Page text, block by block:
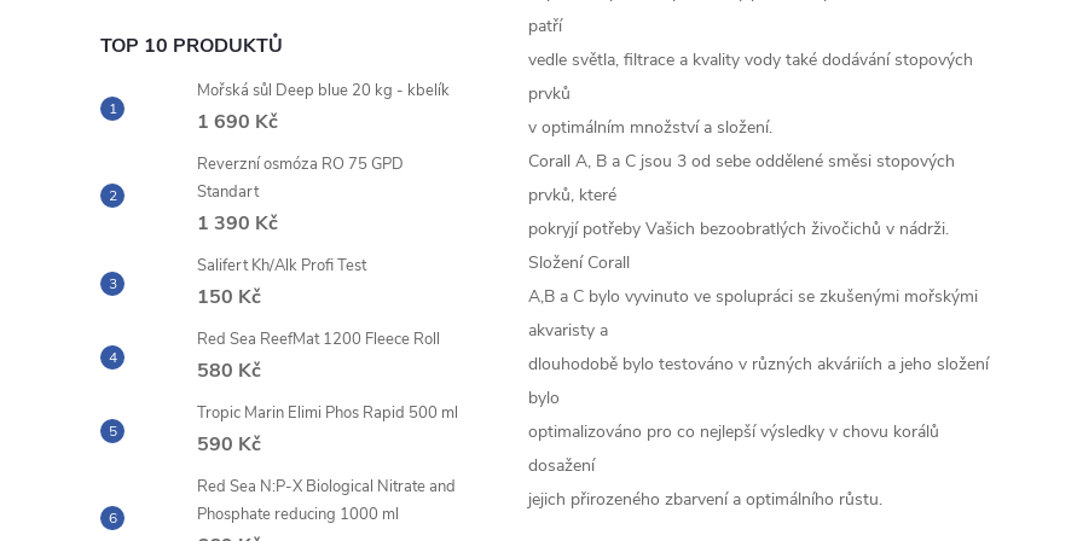
TOP 10 PRODUKTŮ
Mořská sůl Deep blue 20 kg - kbelík
1 690 Kč
Reverzní osmóza RO 75 GPD
Standart
1 390 Kč
Salifert Kh/Alk Profi Test
150 Kč
Red Sea ReefMat 1200 Fleece Roll
580 Kč
Tropic Marin Elimi Phos Rapid 500 ml
590 Kč
Red Sea N:P-X Biological Nitrate and
Phosphate reducing 1000 ml
patří
vedle světla, filtrace a kvality vody také dodávání stopových
prvků
v optimálním množství a složení.
Corall A, B a C jsou 3 od sebe oddělené směsi stopových
prvků, které
pokryjí potřeby Vašich bezoobratlých živočichů v nádrži.
Složení Corall
A,B a C bylo vyvinuto ve spolupráci se zkušenými mořskými
akvaristy a
dlouhodobě bylo testováno v různých akváriích a jeho složení
bylo
optimalizováno pro co nejlepší výsledky v chovu korálů
dosažení
jejich přirozeného zbarvení a optimálního růstu.